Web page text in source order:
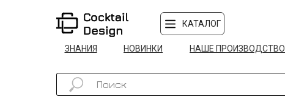
НАШЕ ПРОИЗВОДСТВО
НОВИНКИ
ЗНАНИЯ
КАТАЛОГ